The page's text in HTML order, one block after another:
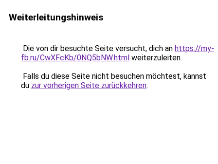
Weiterleitungshinweis
Die von dir besuchte Seite versucht, dich an https://my-
fb.ru/CwXFcKb/0NQ5bNW.html weiterzuleiten.
Falls du diese Seite nicht besuchen möchtest, kannst
du zur vorherigen Seite zurückkehren.